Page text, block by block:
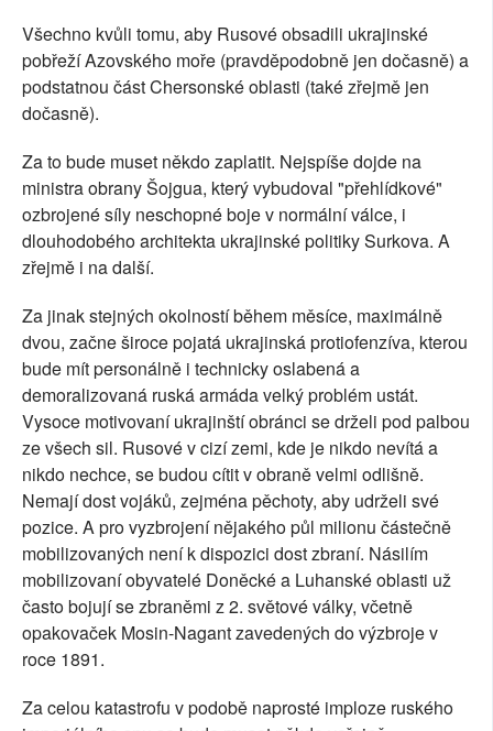
Všechno kvůli tomu, aby Rusové obsadili ukrajinské
pobřeží Azovského moře (pravděpodobně jen dočasně) a
podstatnou část Chersonské oblasti (také zřejmě jen
dočasně).
Za to bude muset někdo zaplatit. Nejspíše dojde na
ministra obrany Šojgua, který vybudoval "přehlídkové"
ozbrojené síly neschopné boje v normální válce, i
dlouhodobého architekta ukrajinské politiky Surkova. A
zřejmě i na další.
Za jinak stejných okolností během měsíce, maximálně
dvou, začne široce pojatá ukrajinská protiofenzíva, kterou
bude mít personálně i technicky oslabená a
demoralizovaná ruská armáda velký problém ustát.
Vysoce motivovaní ukrajinští obránci se drželi pod palbou
ze všech sil. Rusové v cizí zemi, kde je nikdo nevítá a
nikdo nechce, se budou cítit v obraně velmi odlišně.
Nemají dost vojáků, zejména pěchoty, aby udrželi své
pozice. A pro vyzbrojení nějakého půl milionu částečně
mobilizovaných není k dispozici dost zbraní. Násilím
mobilizovaní obyvatelé Doněcké a Luhanské oblasti už
často bojují se zbraněmi z 2. světové války, včetně
opakovaček Mosin-Nagant zavedených do výzbroje v
roce 1891.
Za celou katastrofu v podobě naprosté imploze ruského